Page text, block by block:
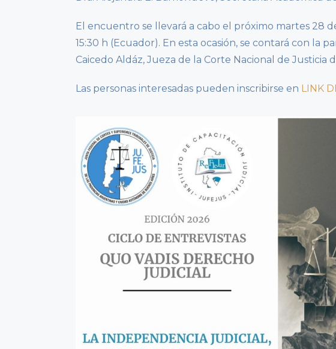
El encuentro se llevará a cabo el próximo martes 28
15:30 h (Ecuador). En esta ocasión, se contará con la
Caicedo Aldáz, Jueza de la Corte Nacional de Justicia
Las personas interesadas pueden inscribirse en LINK